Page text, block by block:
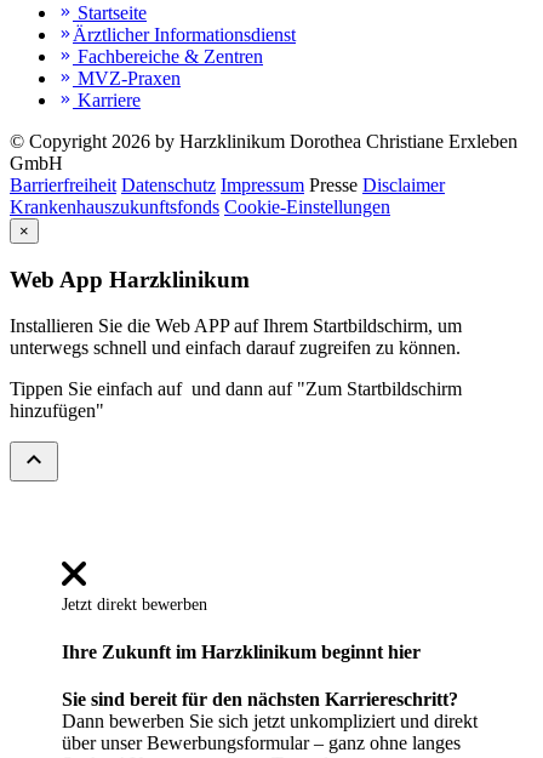
keyboard_double_arrow_right Startseite
keyboard_double_arrow_right Ärztlicher Informationsdienst
keyboard_double_arrow_right Fachbereiche & Zentren
keyboard_double_arrow_right MVZ-Praxen
keyboard_double_arrow_right Karriere
© Copyright 2026 by Harzklinikum Dorothea Christiane Erxleben
GmbH
Barrierfreiheit Datenschutz Impressum Presse Disclaimer
Krankenhauszukunftsfonds Cookie-Einstellungen
×
Web App Harzklinikum
Installieren Sie die Web APP auf Ihrem Startbildschirm, um
unterwegs schnell und einfach darauf zugreifen zu können.
Tippen Sie einfach auf und dann auf "Zum Startbildschirm
hinzufügen"
expand_less
Jetzt direkt bewerben
Ihre Zukunft im Harzklinikum beginnt hier
Sie sind bereit für den nächsten Karriereschritt?
Dann bewerben Sie sich jetzt unkompliziert und direkt
über unser Bewerbungsformular – ganz ohne langes